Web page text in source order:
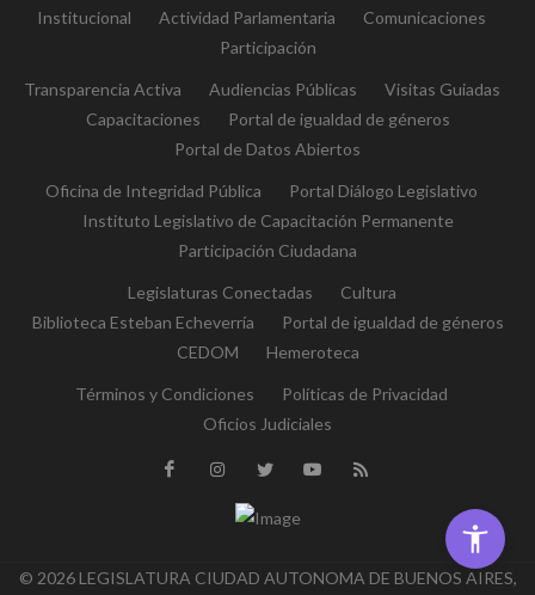
Institucional Actividad Parlamentaria
Comunicaciones
Participación
Transparencia Activa Audiencias Públicas
Visitas Guiadas
Capacitaciones
Portal de igualdad de géneros
Portal de Datos Abiertos
Oficina de Integridad Pública
Portal Diálogo Legislativo
Instituto Legislativo de Capacitación Permanente
Participación Ciudadana
Legislaturas Conectadas
Cultura
Biblioteca Esteban Echeverría
Portal de igualdad de géneros
CEDOM
Hemeroteca
Términos y Condiciones
Políticas de Privacidad
Oficios Judiciales
© 2026 LEGISLATURA CIUDAD AUTONOMA DE BUENOS AIRES,